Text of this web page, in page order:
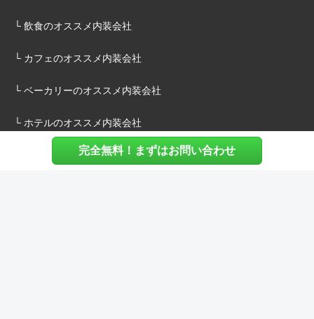
完全無料！まずはお問い合わせ
└ 飲食のオススメ内装会社
└ カフェのオススメ内装会社
└ ベーカリーのオススメ内装会社
└ ホテルのオススメ内装会社